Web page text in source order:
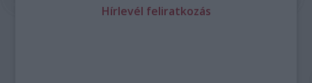
Hírlevél feliratkozás